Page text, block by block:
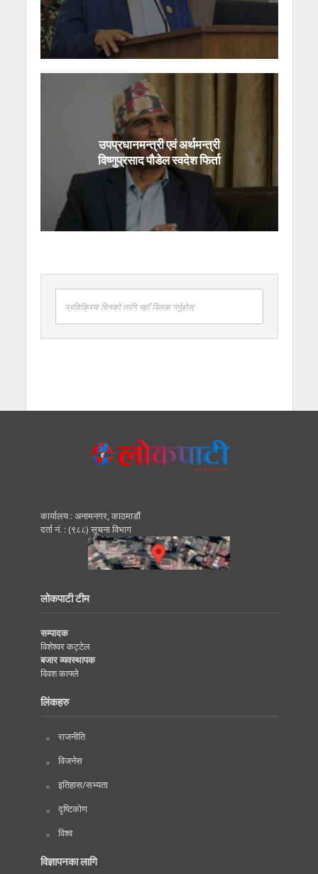
उपप्रधानमन्त्री एवं अर्थमन्त्री
विष्णुप्रसाद पौडेल स्वदेश फिर्ता
प्रतिक्रिया दिनको लागि यहाँ क्लिक गर्नुहोस्
कार्यालय : अनामनगर, काठमाडाैं
दर्ता नं. : (९८८) सूचना विभाग
लोकपाटी टीम
सम्पादक
विशेश्वर कट्टेल
बजार व्यवस्थापक
विवश काफ्ले
लिंकहरु
राजनीति
विजनेस
इतिहास/सभ्यता
दृष्टिकोण
विश्व
विज्ञापनका लागि